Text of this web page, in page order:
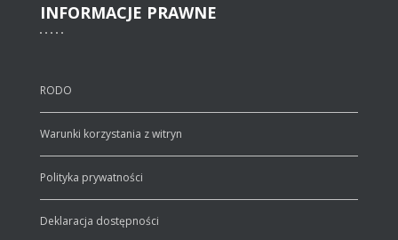
INFORMACJE PRAWNE
RODO
Warunki korzystania z witryn
Polityka prywatności
Deklaracja dostępności